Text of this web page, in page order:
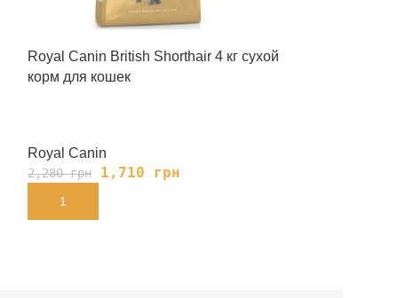
Royal Canin British Shorthair 4 кг сухой
корм для кошек
Royal Canin
2,280грн 1,710 грн
В КОРЗИНУ